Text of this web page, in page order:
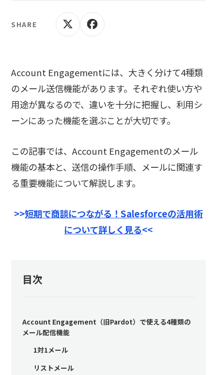
Account Engagementには、大きく分けて4種類
のメール送信機能があります。それぞれ使い方や
用途が異なるので、違いを十分に把握し、利用シ
ーンにあった機能を選ぶことが大切です。
この記事では、Account Engagementのメール
機能の基本と、送信の操作手順、メールに関連す
る重要機能について解説します。
>>短期で商談につながる！Salesforceの活用術
について詳しく見る<<
目次
Account Engagement（旧Pardot）で使える4種類の
メール配信機能
1対1メール
リストメール
SHARE